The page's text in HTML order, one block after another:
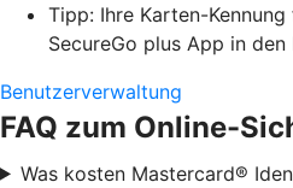
Tipp: Ihre Karten-
SecureGo plus App in den
Benutzerverwaltung
FAQ zum Online-
Was kosten Mastercard®